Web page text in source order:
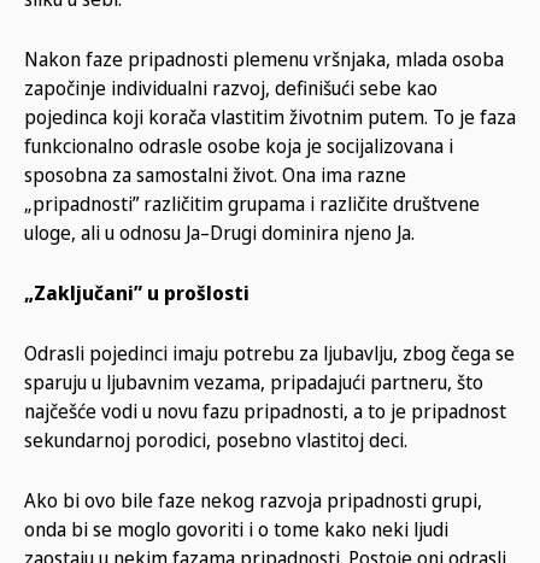
Nakon faze pripadnosti plemenu vršnjaka, mlada osoba
započinje individualni razvoj, definišući sebe kao
pojedinca koji korača vlastitim životnim putem. To je faza
funkcionalno odrasle osobe koja je socijalizovana i
sposobna za samostalni život. Ona ima razne
„pripadnosti” različitim grupama i različite društvene
uloge, ali u odnosu Ja–Drugi dominira njeno Ja.
„Zaključani” u prošlosti
Odrasli pojedinci imaju potrebu za ljubavlju, zbog čega se
sparuju u ljubavnim vezama, pripadajući partneru, što
najčešće vodi u novu fazu pripadnosti, a to je pripadnost
sekundarnoj porodici, posebno vlastitoj deci.
Ako bi ovo bile faze nekog razvoja pripadnosti grupi,
onda bi se moglo govoriti i o tome kako neki ljudi